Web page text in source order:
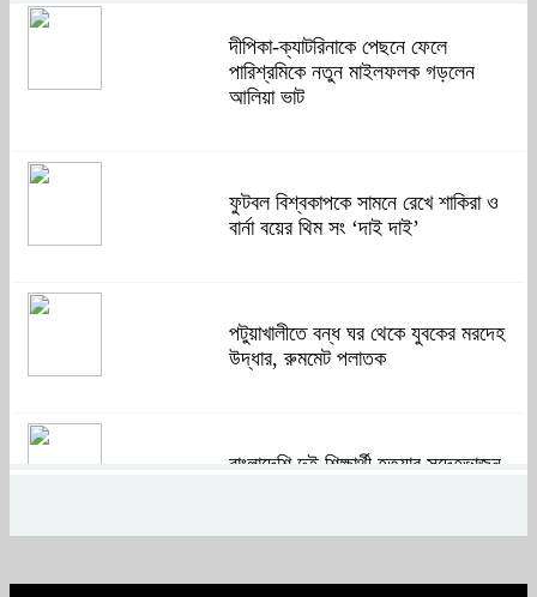
দীপিকা-ক্যাটরিনাকে পেছনে ফেলে
পারিশ্রমিকে নতুন মাইলফলক গড়লেন
আলিয়া ভাট
ফুটবল বিশ্বকাপকে সামনে রেখে শাকিরা ও
বার্না বয়ের থিম সং ‘দাই দাই’
পটুয়াখালীতে বন্ধ ঘর থেকে যুবকের মরদেহ
উদ্ধার, রুমমেট পলাতক
বাংলাদেশি দুই শিক্ষার্থী হত্যার সন্দেহভাজন